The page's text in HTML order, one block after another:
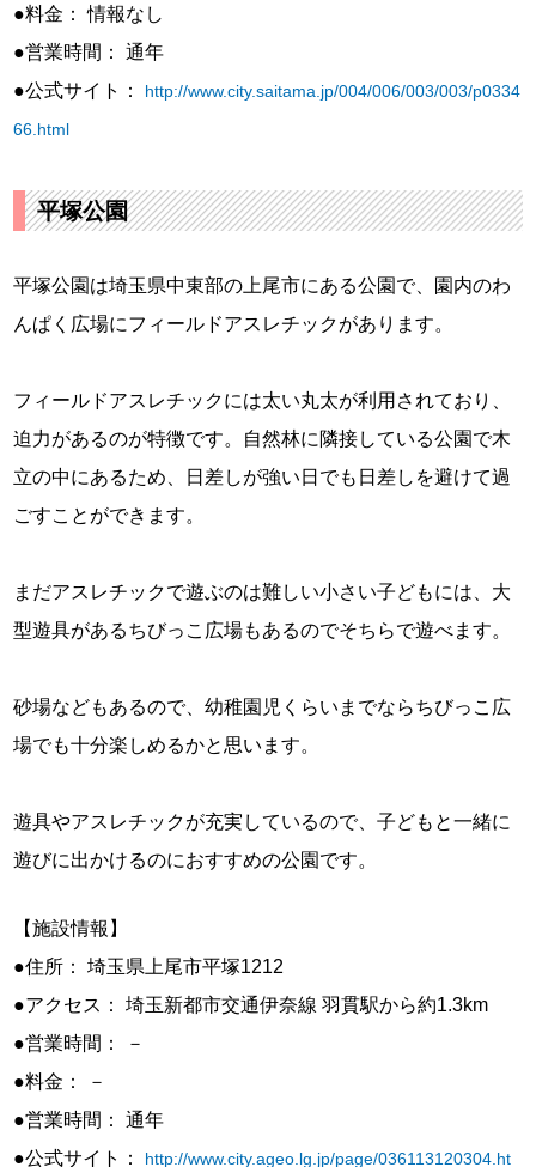
●料金： 情報なし
●営業時間： 通年
●公式サイト： http://www.city.saitama.jp/004/006/003/003/p0334
66.html
平塚公園
平塚公園は埼玉県中東部の上尾市にある公園で、園内のわ
んぱく広場にフィールドアスレチックがあります。
フィールドアスレチックには太い丸太が利用されており、
迫力があるのが特徴です。自然林に隣接している公園で木
立の中にあるため、日差しが強い日でも日差しを避けて過
ごすことができます。
まだアスレチックで遊ぶのは難しい小さい子どもには、大
型遊具があるちびっこ広場もあるのでそちらで遊べます。
砂場などもあるので、幼稚園児くらいまでならちびっこ広
場でも十分楽しめるかと思います。
遊具やアスレチックが充実しているので、子どもと一緒に
遊びに出かけるのにおすすめの公園です。
【施設情報】
●住所： 埼玉県上尾市平塚1212
●アクセス： 埼玉新都市交通伊奈線 羽貫駅から約1.3km
●営業時間： －
●料金： －
●営業時間： 通年
●公式サイト： http://www.city.ageo.lg.jp/page/036113120304.ht